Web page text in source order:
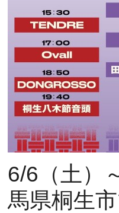
6/6（土）
馬県桐生